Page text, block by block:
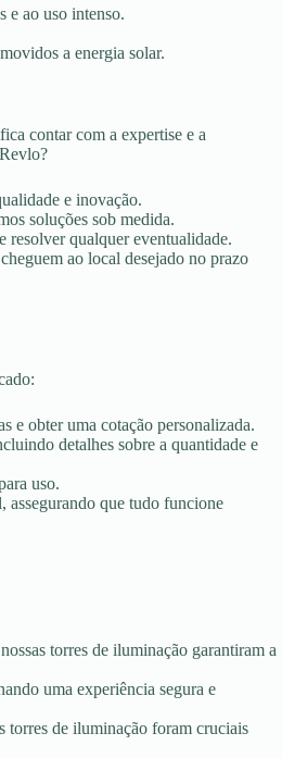
e ao uso intenso.
a energia solar.
contar com a expertise e a
e inovação.
soluções sob medida.
resolver qualquer eventualidade.
ao local desejado no prazo
e obter uma cotação personalizada.
detalhes sobre a quantidade e
uso.
assegurando que tudo funcione
torres de iluminação garantiram a
uma experiência segura e
torres de iluminação foram cruciais